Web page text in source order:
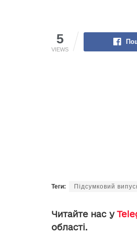
5
VIEWS
Теги: Підсумковий
Читайте нас у
області.